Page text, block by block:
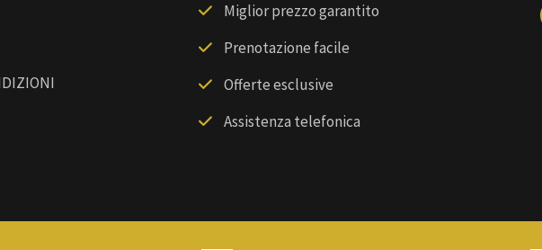
Miglior prezzo garantito
Prenotazione facile
Offerte esclusive
Assistenza telefonica